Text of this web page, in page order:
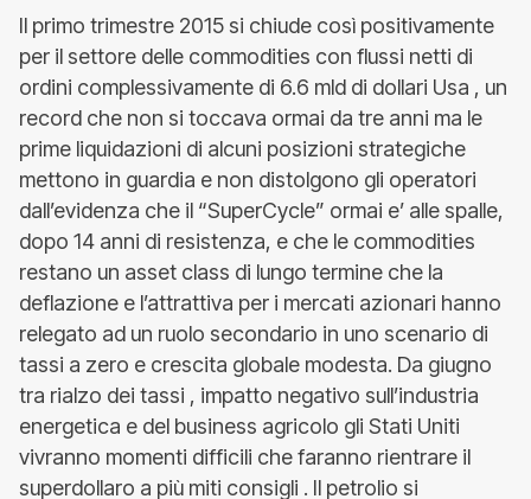
Il primo trimestre 2015 si chiude così positivamente
per il settore delle commodities con flussi netti di
ordini complessivamente di 6.6 mld di dollari Usa , un
record che non si toccava ormai da tre anni ma le
prime liquidazioni di alcuni posizioni strategiche
mettono in guardia e non distolgono gli operatori
dall’evidenza che il “SuperCycle” ormai e’ alle spalle,
dopo 14 anni di resistenza, e che le commodities
restano un asset class di lungo termine che la
deflazione e l’attrattiva per i mercati azionari hanno
relegato ad un ruolo secondario in uno scenario di
tassi a zero e crescita globale modesta. Da giugno
tra rialzo dei tassi , impatto negativo sull’industria
energetica e del business agricolo gli Stati Uniti
vivranno momenti difficili che faranno rientrare il
superdollaro a più miti consigli . Il petrolio si